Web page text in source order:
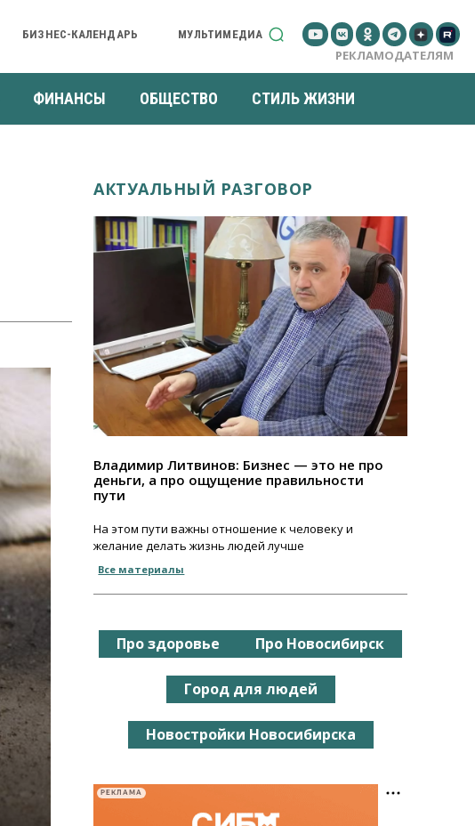
БИЗНЕС-КАЛЕНДАРЬ МУЛЬТИМЕДИА
РЕКЛАМОДАТЕЛЯМ
ФИНАНСЫ ОБЩЕСТВО СТИЛЬ ЖИЗНИ
АКТУАЛЬНЫЙ РАЗГОВОР
Владимир Литвинов: Бизнес — это не про
деньги, а про ощущение правильности
пути
На этом пути важны отношение к человеку и
желание делать жизнь людей лучше
Все материалы
Про здоровье Про Новосибирск
Город для людей
Новостройки Новосибирска
РЕКЛАМА